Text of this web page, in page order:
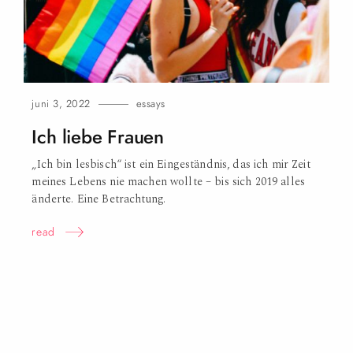
juni 3, 2022 essays
Ich liebe Frauen
„Ich bin lesbisch“ ist ein Eingeständnis, das ich mir Zeit
meines Lebens nie machen wollte – bis sich 2019 alles
änderte. Eine Betrachtung.
read